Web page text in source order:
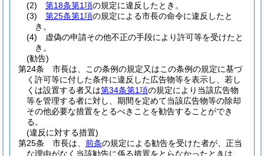
(2)
第18条第1項の規定に違反したとき。
(3)
第25条第1項の規定による市長の命令に違反したと
き。
(4)
虚偽の申請その他不正の手段により許可等を受けたと
き。
(勧告)
第24条
市長は、この条例の規定又はこの条例の規定に基づ
く許可等に付した条件に違反した広告物等を表示し、若し
くは設置する者又は第34条第1項の規定により当該広告物
等を管理する者に対し、期間を定めて当該広告物等の除却
その他必要な措置をとるべきことを勧告することができ
る。
(違反に対する措置)
第25条
市長は、 前条の規定による勧告を受けた者が、正当
な理由がなく当該勧告に係る措置をとらなかったときは、